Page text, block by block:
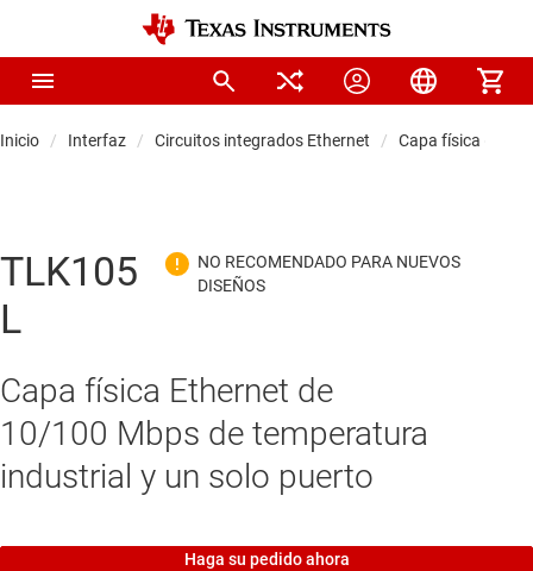
Inicio Interfaz Circuitos integrados Ethernet Capa física (PHY)
TLK105
L
Capa física Ethernet de
10/100 Mbps de temperatura
industrial y un solo puerto
Haga su pedido ahora